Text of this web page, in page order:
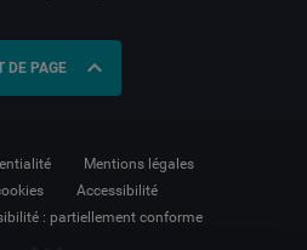
DE PAGE expand_less
Mentions légales
Accessibilité
: partiellement conforme